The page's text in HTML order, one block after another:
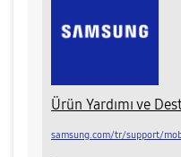
Ürün Yardımı ve
samsung.com/tr/support/